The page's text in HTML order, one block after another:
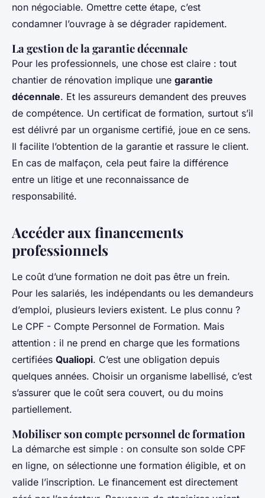
non négociable. Omettre cette étape, c’est
condamner l’ouvrage à se dégrader rapidement.
La gestion de la garantie décennale
Pour les professionnels, une chose est claire : tout
chantier de rénovation implique une garantie
décennale. Et les assureurs demandent des preuves
de compétence. Un certificat de formation, surtout s’il
est délivré par un organisme certifié, joue en ce sens.
Il facilite l’obtention de la garantie et rassure le client.
En cas de malfaçon, cela peut faire la différence
entre un litige et une reconnaissance de
responsabilité.
Accéder aux financements
professionnels
Le coût d’une formation ne doit pas être un frein.
Pour les salariés, les indépendants ou les demandeurs
d’emploi, plusieurs leviers existent. Le plus connu ?
Le CPF - Compte Personnel de Formation. Mais
attention : il ne prend en charge que les formations
certifiées Qualiopi. C’est une obligation depuis
quelques années. Choisir un organisme labellisé, c’est
s’assurer que le coût sera couvert, ou du moins
partiellement.
Mobiliser son compte personnel de formation
La démarche est simple : on consulte son solde CPF
en ligne, on sélectionne une formation éligible, et on
valide l’inscription. Le financement est directement